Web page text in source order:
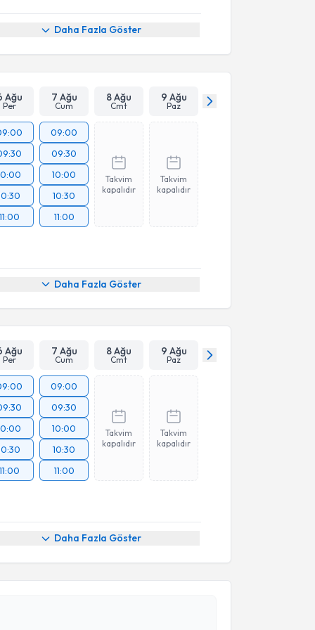
Daha Fazla Göster
Ağu
Per
7 Ağu
Cum
8 Ağu
Cmt
9 Ağu
Paz
11:00
09:00
09:30
10:00
10:30
11:00
Takvim
kapalıdır
Takvim
kapalıdır
Daha Fazla Göster
Ağu
Per
7 Ağu
Cum
8 Ağu
Cmt
9 Ağu
Paz
11:00
09:00
09:30
10:00
10:30
11:00
Takvim
kapalıdır
Takvim
kapalıdır
Daha Fazla Göster
Talebi
Turğal